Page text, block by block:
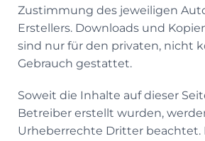
Zustimmung des jeweiligen
Erstellers. Downloads und
sind nur für den privaten, nicht
Gebrauch gestattet.
Soweit die Inhalte auf dieser
Betreiber erstellt wurden,
Urheberrechte Dritter beachtet.